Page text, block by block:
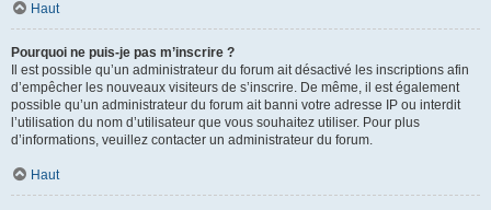
Haut
Pourquoi ne puis-je pas m’inscrire ?
Il est possible qu’un administrateur du forum ait désactivé les inscriptions afin
d’empêcher les nouveaux visiteurs de s’inscrire. De même, il est également
possible qu’un administrateur du forum ait banni votre adresse IP ou interdit
l’utilisation du nom d’utilisateur que vous souhaitez utiliser. Pour plus
d’informations, veuillez contacter un administrateur du forum.
Haut